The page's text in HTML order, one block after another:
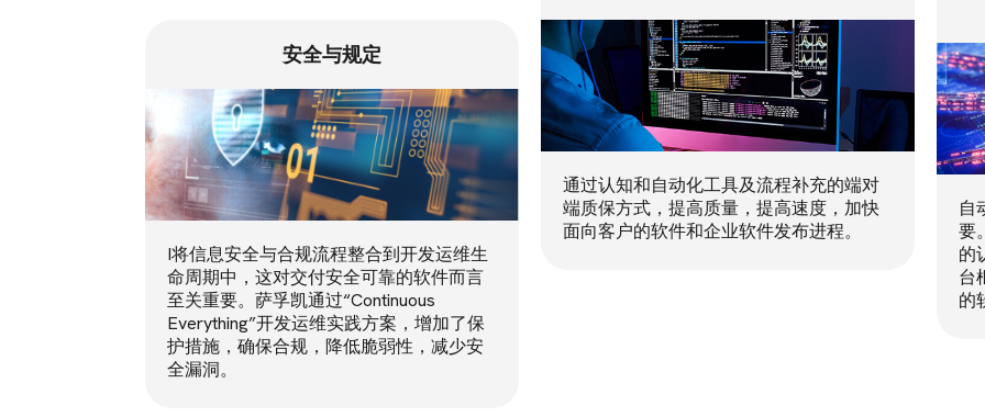
通过认知和自动化工具及流程补充的端对
端质保方式，提高质量，提高速度，加快
面向客户的软件和企业软件发布进程。
自
要
的
台
的
安全与规定
I将信息安全与合规流程整合到开发运维生
命周期中，这对交付安全可靠的软件而言
至关重要。萨孚凯通过“Continuous
Everything”开发运维实践方案，增加了保
护措施，确保合规，降低脆弱性，减少安
全漏洞。